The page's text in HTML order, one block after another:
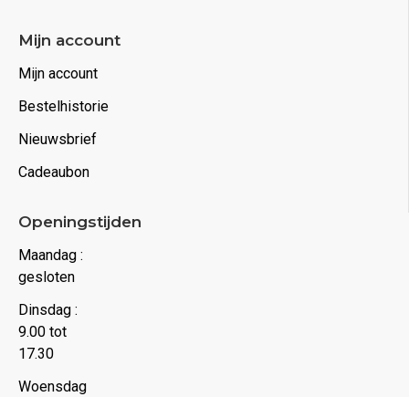
Mijn account
Mijn account
Bestelhistorie
Nieuwsbrief
Cadeaubon
Openingstijden
Maandag :
gesloten
Dinsdag :
9.00 tot
17.30
Woensdag